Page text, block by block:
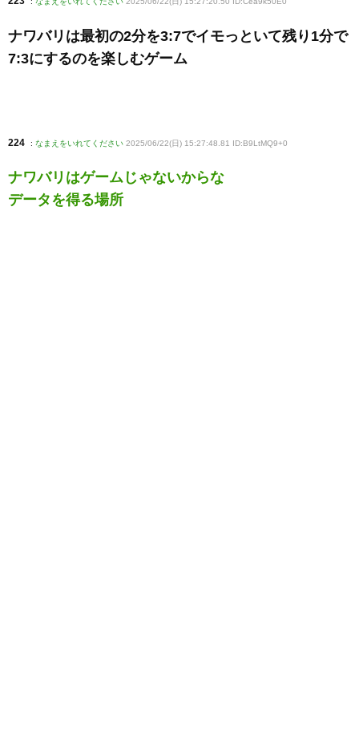
ナワバリは最初の2分を3:7でイモっといて残り1分で
7:3にするのを楽しむゲーム
224 : なまえをいれてください 2025/06/22(日) 15:27:48.81 ID:B9LtMQ9+0
ナワバリはゲームじゃないからな
データを得る場所